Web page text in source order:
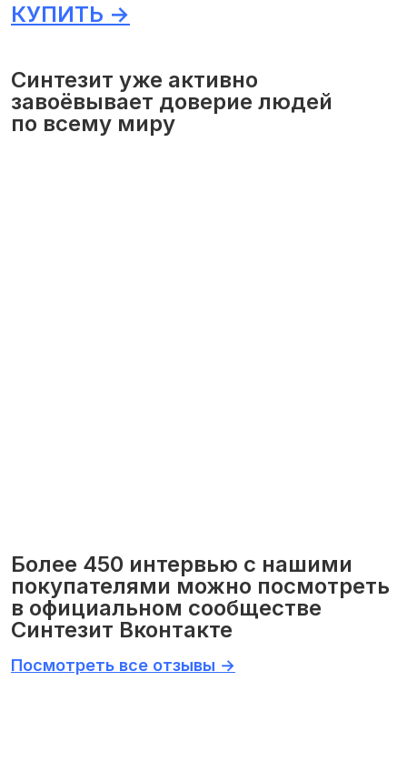
КУПИТЬ →
Синтезит уже активно
завоёвывает доверие людей
по всему миру
Более 450 интервью с нашими
покупателями можно посмотреть
в официальном сообществе
Синтезит Вконтакте
Посмотреть все отзывы →